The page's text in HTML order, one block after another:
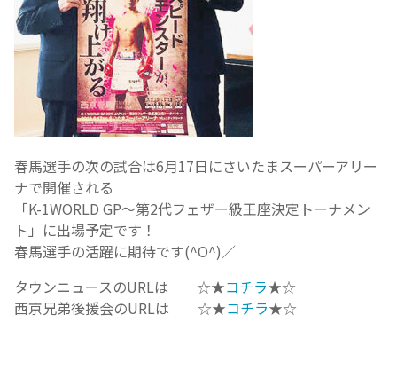
春馬選手の次の試合は6月17日にさいたまスーパーアリー
ナで開催される
「K-1WORLD GP～第2代フェザー級王座決定トーナメン
ト」に出場予定です！
春馬選手の活躍に期待です(^O^)／
タウンニュースのURLは ☆★コチラ★☆
西京兄弟後援会のURLは ☆★コチラ★☆